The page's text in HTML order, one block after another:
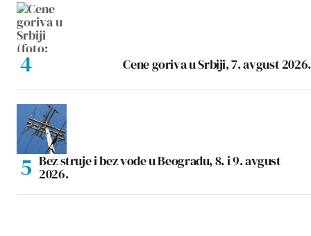
Cene goriva u Srbiji, 7. avgust 2026.
Bez struje i bez vode u Beogradu, 8. i 9. avgust
2026.